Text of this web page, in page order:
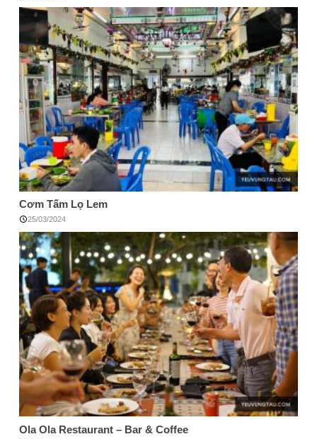
Cơm Tấm Lọ Lem
25/03/2024
Ola Ola Restaurant – Bar & Coffee